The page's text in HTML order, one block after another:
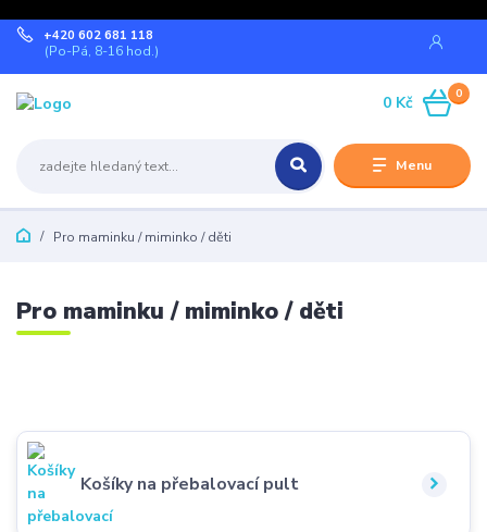
Menu
+420 602 681 118
(Po-Pá, 8-16 hod.)
0
0 Kč
Pro maminku / miminko / děti
Pro maminku / miminko / děti
Košíky na přebalovací pult